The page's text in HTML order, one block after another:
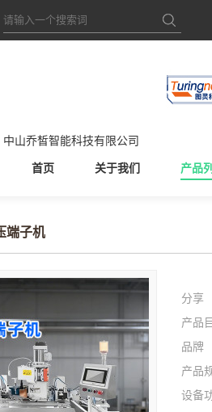
山乔皙智能科技有限公司
首页 关于我们 产品
端子机
分享
产品
品牌
产品
设备